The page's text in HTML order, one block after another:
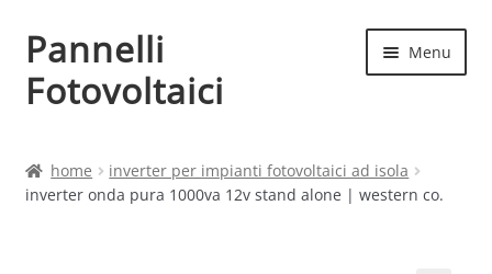
Vai
alla
navigazione
Vai
al
contenuto
Pannelli
Fotovoltaici
Menu
Cart
home
inverter per impianti fotovoltaici ad isola
inverter onda pura 1000va 12v stand alone | western co.